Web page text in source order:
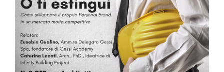
EVENTI
FORMA ALA FORMAZIONE
WEB MAGAZINE